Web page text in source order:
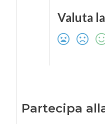
Valuta
Partecipa